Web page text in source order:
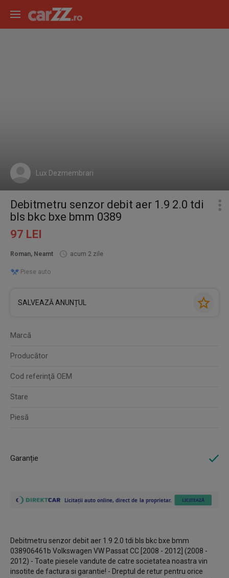
Lux Dezmembrari
Debitmetru senzor debit aer 1.9 2.0 tdi
bls bkc bxe bmm 0389
97 LEI
Roman, Neamt acum 2 zile
Piese auto
SALVEAZĂ ANUNȚUL
Marcă
Producător
Cod referinţă OEM
Stare
Piesă
Garanție
Debitmetru senzor debit aer 1.9 2.0 tdi bls bkc bxe bmm
038906461b Volkswagen VW Passat CC [2008 - 2012] (2008 -
2012) - Toate piesele vandute de catre societatea noastra vin
insotite de factura si garantie! - Dreptul de retur pentru orice